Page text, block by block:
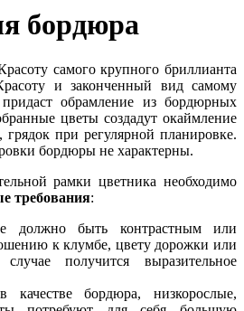
бордюра
самого крупного бриллианта
и законченный вид самому
обрамление из бордюрных
цветы создадут окаймление
грядок при регулярной планировке.
бордюры не характерны.
рамки цветника необходимо
требования:
должно быть контрастным или
к клумбе, цвету дорожки или
получится выразительное
качестве бордюра, низкорослые,